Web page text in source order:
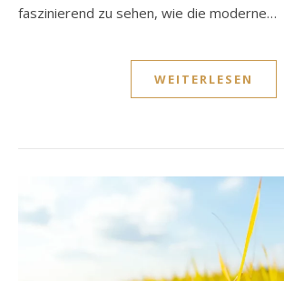
faszinierend zu sehen, wie die moderne…
WEITERLESEN